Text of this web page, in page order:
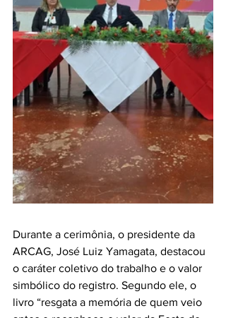
Durante a cerimônia, o presidente da
ARCAG, José Luiz Yamagata, destacou
o caráter coletivo do trabalho e o valor
simbólico do registro. Segundo ele, o
livro “resgata a memória de quem veio